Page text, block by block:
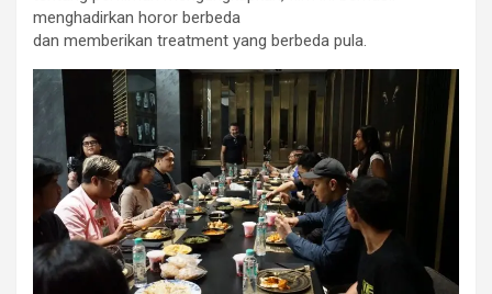
menghadirkan horor berbeda
dan memberikan treatment yang berbeda pula.